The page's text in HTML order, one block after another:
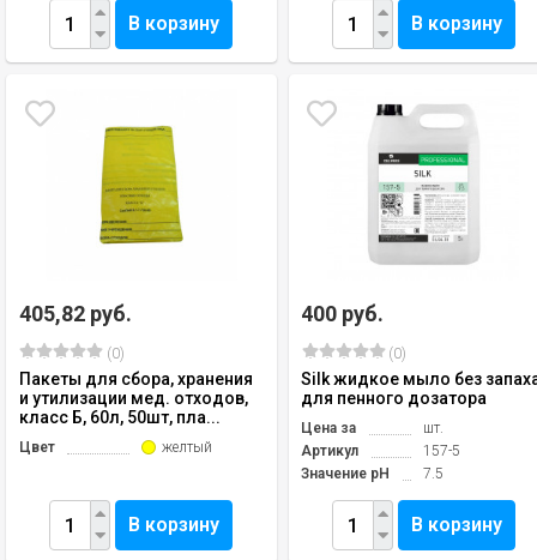
В корзину В корзину
405,82 руб.
(0)
Пакеты для сбора, хранения
и утилизации мед. отходов,
класс Б, 60л, 50шт, пла...
Цвет желтый
В корзину
400 руб.
(0)
Silk жидкое мыло без
для пенного дозатора
Цена за
шт.
Артикул
157-5
Значение pH
7.5
В корзину